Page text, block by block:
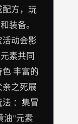
配方，玩
装备。
动会影
素共同
丰富的
之死展
：集冒
油”元素